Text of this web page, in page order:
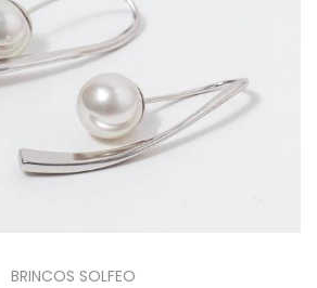
BRINCOS SOLFEO